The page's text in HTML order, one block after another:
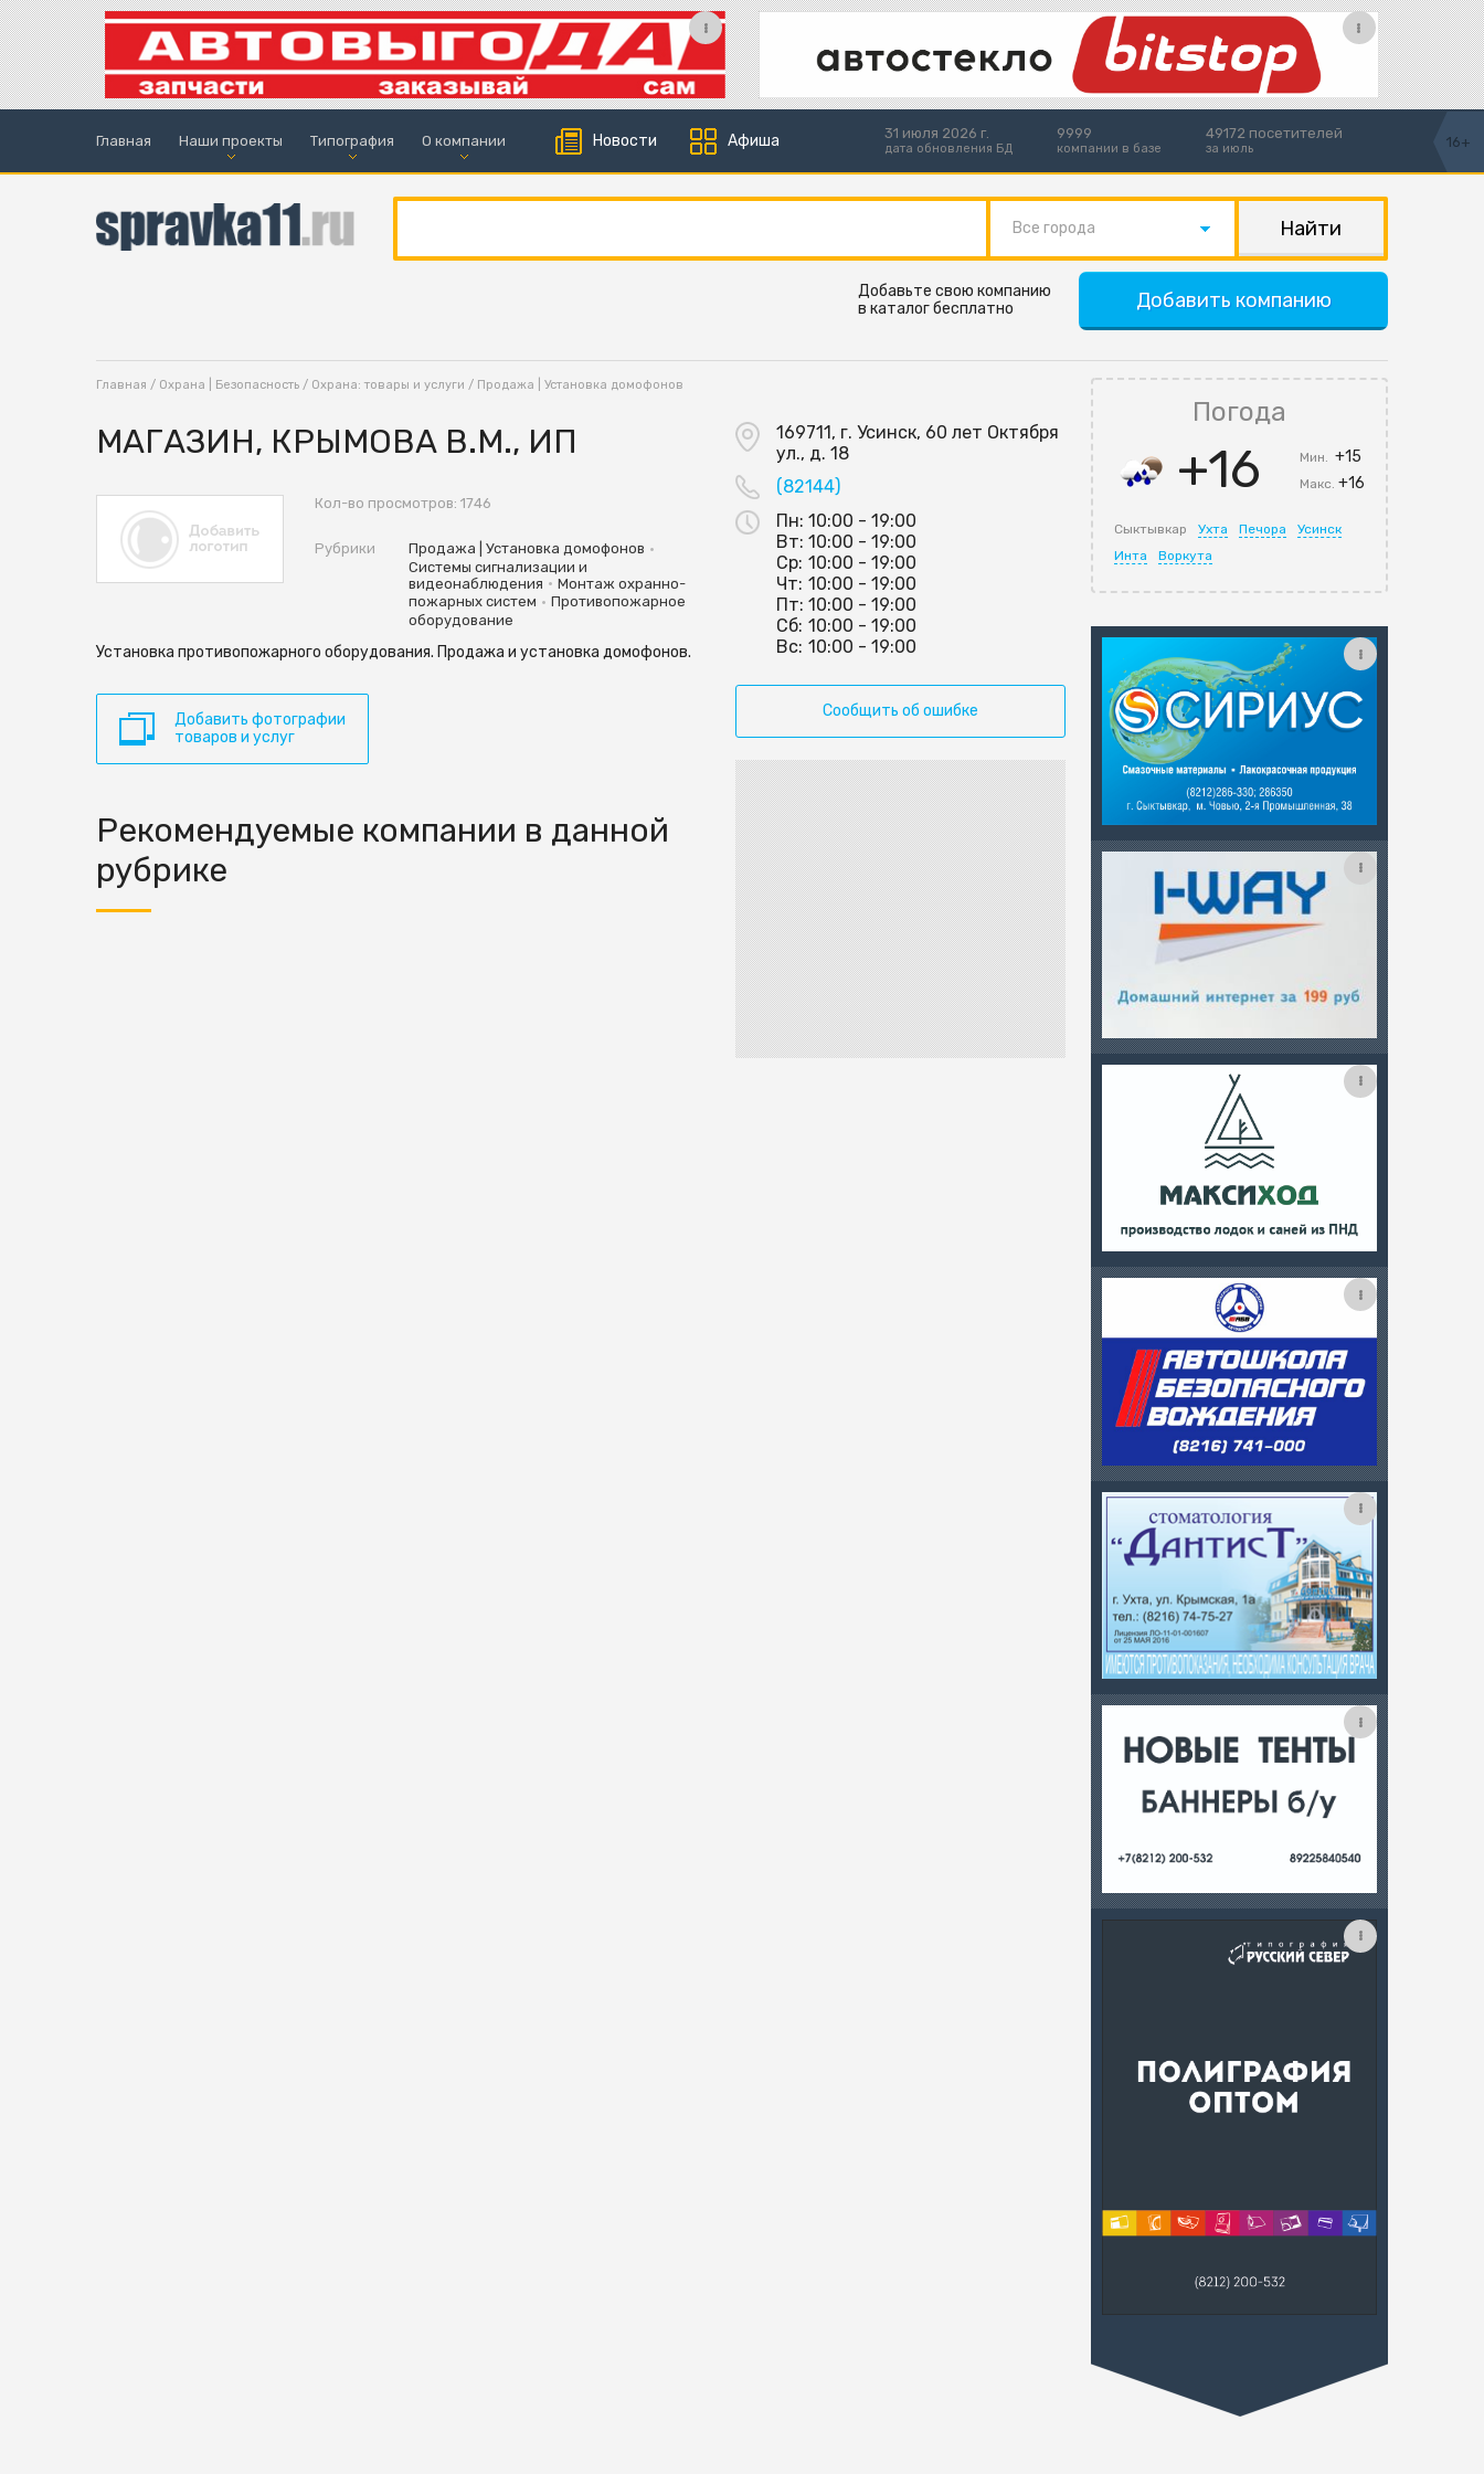
Главная Наши проекты Типография О компании Новости Афиша 31 июля 2026 г.
дата обновления БД
9999
компании в базе
49172 посетителей
за июль 16+
Все города
Добавить компанию
Добавьте свою компанию
в каталог бесплатно
Главная / Охрана | Безопасность / Охрана: товары и услуги / Продажа | Установка домофонов
МАГАЗИН, КРЫМОВА В.М., ИП
Кол-во просмотров: 1746
Рубрики Продажа | Установка домофонов •
Системы сигнализации и
видеонаблюдения • Монтаж охранно-
пожарных систем • Противопожарное
оборудование
Установка противопожарного оборудования. Продажа и установка домофонов.
169711, г. Усинск, 60 лет Октября
ул., д. 18
(82144)
Пн:10:00 - 19:00
Вт:10:00 - 19:00
Ср: 10:00 - 19:00
Чт: 10:00 - 19:00
Пт:10:00 - 19:00
Сб: 10:00 - 19:00
Вс: 10:00 - 19:00
Сообщить об ошибке
Добавить фотографии
товаров и услуг
Рекомендуемые компании в данной
рубрике
Погода
+16 Мин.+15
Макс.+16
Сыктывкар Ухта Печора
Усинск
Инта
Воркута